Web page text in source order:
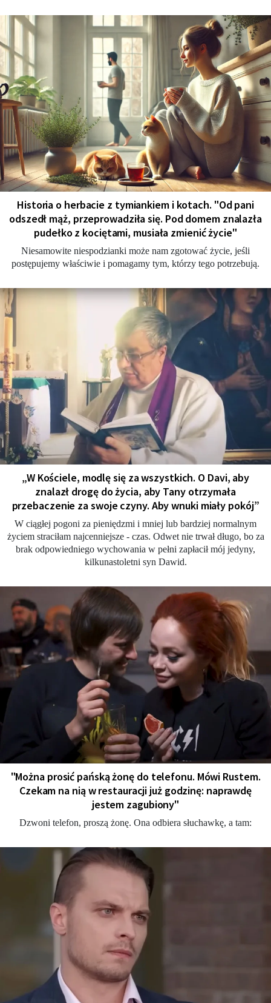
Historia o herbacie z tymiankiem i kotach. "Od pani
odszedł mąż, przeprowadziła się. Pod domem znalazła
pudełko z kociętami, musiała zmienić życie"
Niesamowite niespodzianki może nam zgotować życie, jeśli
postępujemy właściwie i pomagamy tym, którzy tego potrzebują.
„W Kościele, modlę się za wszystkich. O Davi, aby
znalazł drogę do życia, aby Tany otrzymała
przebaczenie za swoje czyny. Aby wnuki miały pokój”
W ciągłej pogoni za pieniędzmi i mniej lub bardziej normalnym
życiem straciłam najcenniejsze - czas. Odwet nie trwał długo, bo za
brak odpowiedniego wychowania w pełni zapłacił mój jedyny,
kilkunastoletni syn Dawid.
"Można prosić pańską żonę do telefonu. Mówi Rustem.
Czekam na nią w restauracji już godzinę: naprawdę
jestem zagubiony"
Dzwoni telefon, proszą żonę. Ona odbiera słuchawkę, a tam: